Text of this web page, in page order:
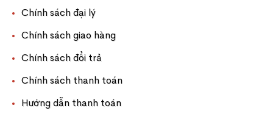
Chính sách đại lý
Chính sách giao hàng
Chính sách đổi trả
Chính sách thanh toán
Hướng dẫn thanh toán